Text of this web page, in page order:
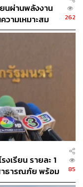
ยนผ่านพลังงาน
วามเหมาะสม
262
งเรียน รายละ 1
าธารณภัย พร้อม
85